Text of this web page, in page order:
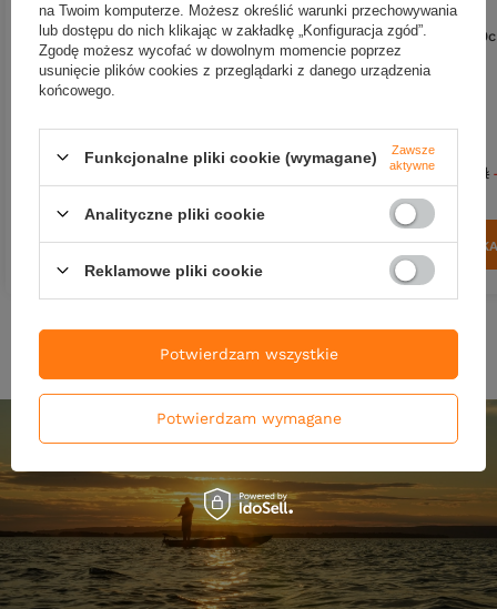
Wędka VDE-Robinson
Competition Bolognese CMX2
600cm
398,90 zł
DO KOSZYKA
.Wędka VDE-Robinson
Competition Pole CMX
Kup za: 10171.26
Najniższa cena:385,28 zł
Ilość produktów
DO
na Twoim komputerze. Możesz określić warunki przechowywania
lub dostępu do nich klikając w zakładkę „Konfiguracja zgód”.
Zgodę możesz wycofać w dowolnym momencie poprzez
usunięcie plików cookies z przeglądarki z danego urządzenia
końcowego.
Funkcjonalne pliki cookie (wymagane)
Zawsze
aktywne
Analityczne pliki cookie
Reklamowe pliki cookie
Potwierdzam wymagane
Potwierdzam wszystkie